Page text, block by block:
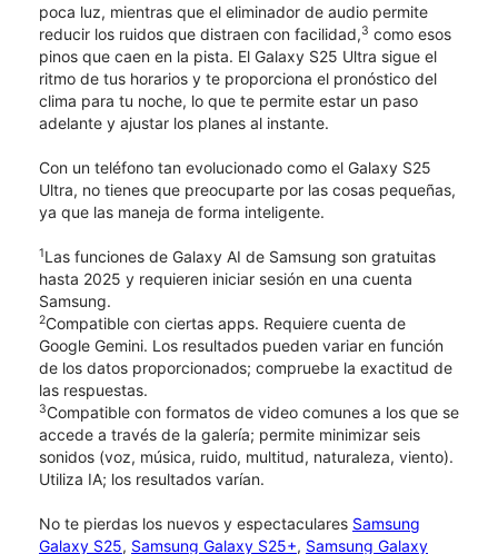
poca luz, mientras que el eliminador de audio permite
reducir los ruidos que distraen con facilidad,3 como esos
pinos que caen en la pista. El Galaxy S25 Ultra sigue el
ritmo de tus horarios y te proporciona el pronóstico del
clima para tu noche, lo que te permite estar un paso
adelante y ajustar los planes al instante.
Con un teléfono tan evolucionado como el Galaxy S25
Ultra, no tienes que preocuparte por las cosas pequeñas,
ya que las maneja de forma inteligente.
1Las funciones de Galaxy AI de Samsung son gratuitas
hasta 2025 y requieren iniciar sesión en una cuenta
Samsung.
2Compatible con ciertas apps. Requiere cuenta de
Google Gemini. Los resultados pueden variar en función
de los datos proporcionados; compruebe la exactitud de
las respuestas.
3Compatible con formatos de video comunes a los que se
accede a través de la galería; permite minimizar seis
sonidos (voz, música, ruido, multitud, naturaleza, viento).
Utiliza IA; los resultados varían.
No te pierdas los nuevos y espectaculares Samsung
Galaxy S25, Samsung Galaxy S25+, Samsung Galaxy